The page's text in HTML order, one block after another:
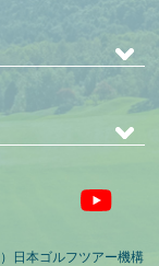
日本ゴルフツアー機構